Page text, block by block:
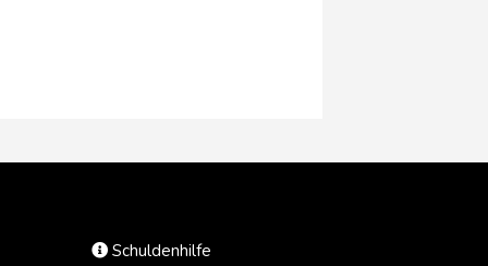
förväntningar får inte klaga över att
Schuldenhilfe